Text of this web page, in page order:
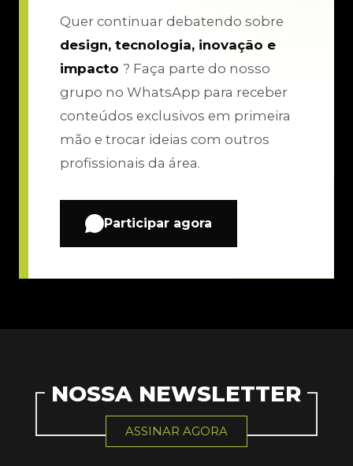
Quer continuar debatendo sobre
design, tecnologia, inovação e
impacto ? Faça parte do nosso
grupo no WhatsApp para receber
conteúdos exclusivos em primeira
mão e trocar ideias com outros
profissionais da área.
Participar agora
NOSSA NEWSLETTER
ASSINAR AGORA